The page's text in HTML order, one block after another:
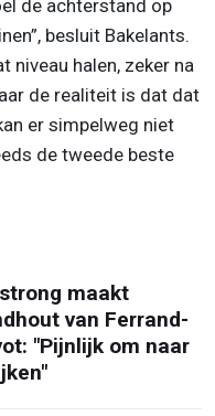
de achterstand op
besluit Bakelants.
niveau halen, zeker na
de realiteit is dat dat
er simpelweg niet
de tweede beste
maakt
van Ferrand-
"Pijnlijk om naar